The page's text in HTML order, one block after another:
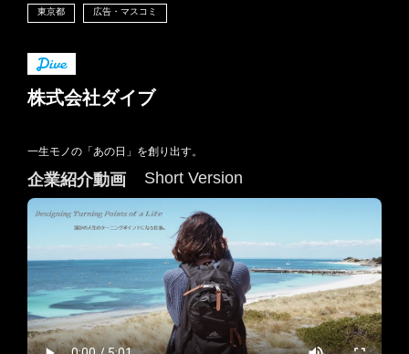
通知設定
LINE通知
東京都 広告・マスコミ
株式会社ダイブ
一生モノの「あの日」を創り出す。
企業紹介動画 Short Version
にはプロフィール画像のアップロードが必要です
プロフィール編集する ＞
会員登録する
ログインする ＞